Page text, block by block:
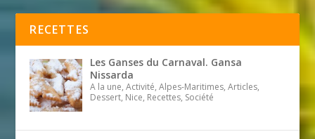
RECETTES
Les Ganses du Carnaval. Gansa
Nissarda
A la une, Activité, Alpes-Maritimes, Articles,
Dessert, Nice, Recettes, Société